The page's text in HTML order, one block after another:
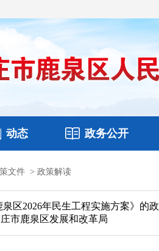
动态
鹿泉要闻
政务公开
文件 财政预决算
文件 > 政策解读
区2026年民生工程实施方案》的
市鹿泉区发展和改革局